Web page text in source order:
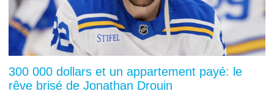
300 000 dollars et un appartement payé: le
rêve brisé de Jonathan Drouin